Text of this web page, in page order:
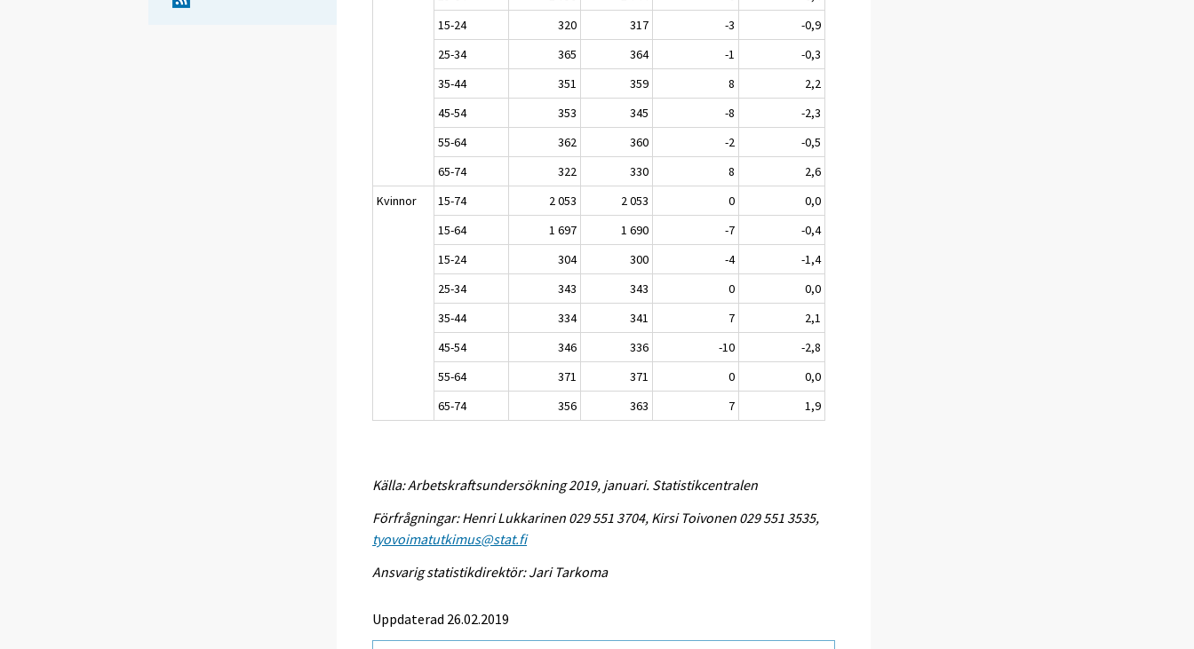
15-24
320 317 -3
-0,9
25-34
365 364 -1
-0,3
35-44
351 359 8
2,2
45-54
353 345 -8
-2,3
55-64
362 360 -2
-0,5
65-74
322 330 8
2,6
Kvinnor
15-74 2 053 2 053 0
0,0
15-64
1 697 1 690 -7
-0,4
15-24
304 300 -4
-1,4
25-34
343 343 0
0,0
35-44
334 341 7
2,1
45-54
346 336 -10
-2,8
55-64
371 371 0
0,0
65-74
356 363 7 1,9
Källa: Arbetskraftsundersökning 2019, januari. Statistikcentralen
Förfrågningar: Henri Lukkarinen 029 551 3704, Kirsi Toivonen 029 551 3535,
tyovoimatutkimus@stat.fi
Ansvarig statistikdirektör: Jari Tarkoma
Uppdaterad 26.02.2019